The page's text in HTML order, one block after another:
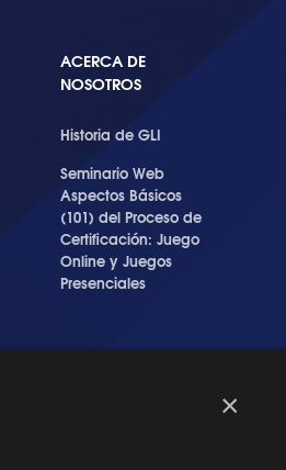
ACERCA DE
NOSOTROS
Historia de GLI
Seminario Web
Aspectos Básicos
(101) del Proceso de
Certificación: Juego
Online y Juegos
Presenciales
×